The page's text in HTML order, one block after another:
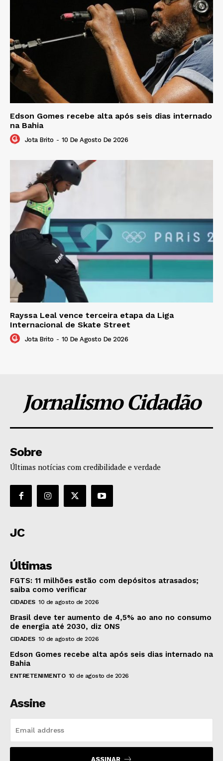
Edson Gomes recebe alta após seis dias internado
na Bahia
Jota Brito - 10 De Agosto De 2026
Rayssa Leal vence terceira etapa da Liga
Internacional de Skate Street
Jota Brito - 10 De Agosto De 2026
Jornalismo Cidadão
Sobre
Últimas notícias com credibilidade e verdade
JC
Últimas
FGTS: 11 milhões estão com depósitos atrasados;
saiba como verificar
CIDADES 10 de agosto de 2026
Brasil deve ter aumento de 4,5% ao ano no consumo
de energia até 2030, diz ONS
CIDADES 10 de agosto de 2026
Edson Gomes recebe alta após seis dias internado na
Bahia
ENTRETENIMENTO 10 de agosto de 2026
Assine
ASSINAR